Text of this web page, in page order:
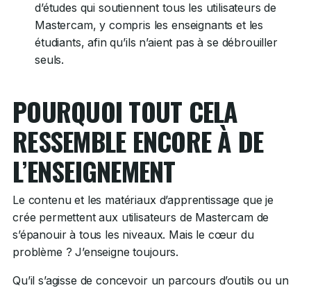
d’études qui soutiennent tous les utilisateurs de
Mastercam, y compris les enseignants et les
étudiants, afin qu’ils n’aient pas à se débrouiller
seuls.
POURQUOI TOUT CELA
RESSEMBLE ENCORE À DE
L’ENSEIGNEMENT
Le contenu et les matériaux d’apprentissage que je
crée permettent aux utilisateurs de Mastercam de
s’épanouir à tous les niveaux. Mais le cœur du
problème ? J’enseigne toujours.
Qu’il s’agisse de concevoir un parcours d’outils ou un